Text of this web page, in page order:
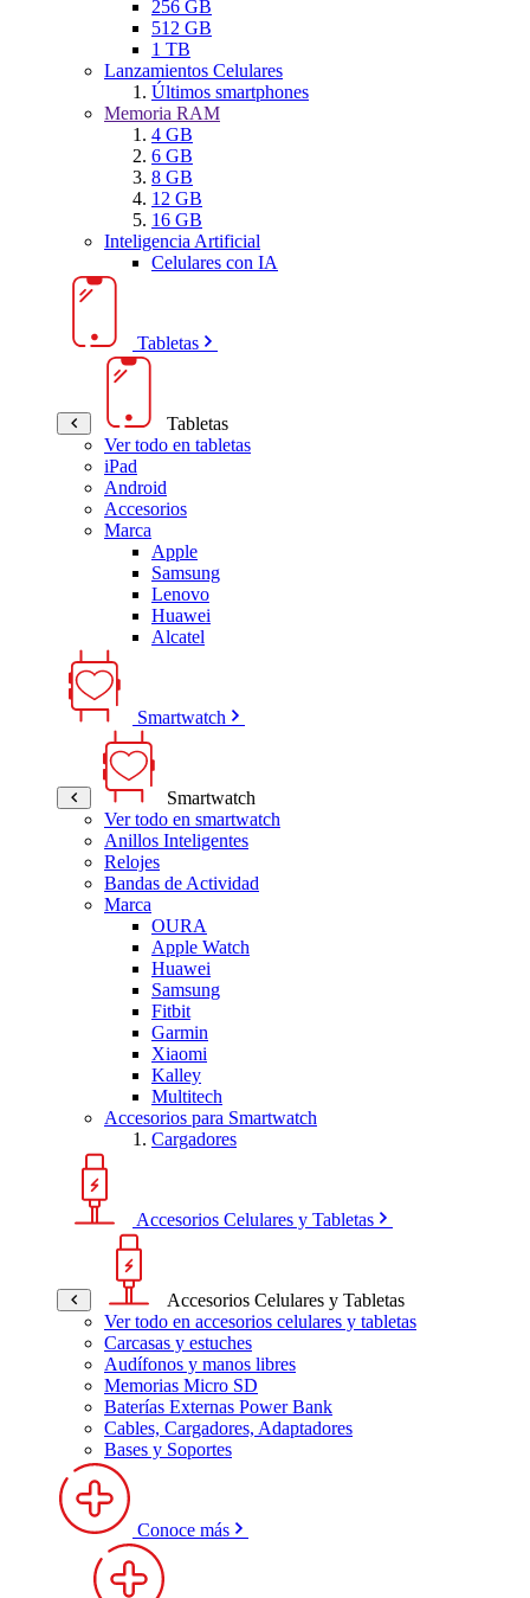
256 GB
512 GB
1 TB
Lanzamientos Celulares
Últimos smartphones
Memoria RAM
4 GB
6 GB
8 GB
12 GB
16 GB
Inteligencia Artificial
Celulares con IA
Tabletas
Tabletas
Ver todo en tabletas
iPad
Android
Accesorios
Marca
Apple
Samsung
Lenovo
Huawei
Alcatel
Smartwatch
Smartwatch
Ver todo en smartwatch
Anillos Inteligentes
Relojes
Bandas de Actividad
Marca
OURA
Apple Watch
Huawei
Samsung
Fitbit
Garmin
Xiaomi
Kalley
Multitech
Accesorios para Smartwatch
Cargadores
Accesorios Celulares y Tabletas
Accesorios Celulares y Tabletas
Ver todo en accesorios celulares y tabletas
Carcasas y estuches
Audífonos y manos libres
Memorias Micro SD
Baterías Externas Power Bank
Cables, Cargadores, Adaptadores
Bases y Soportes
Conoce más